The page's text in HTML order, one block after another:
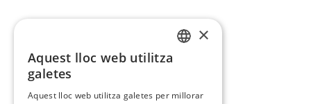
×
Aquest lloc web utilitza
galetes
Aquest lloc web utilitza galetes per millorar